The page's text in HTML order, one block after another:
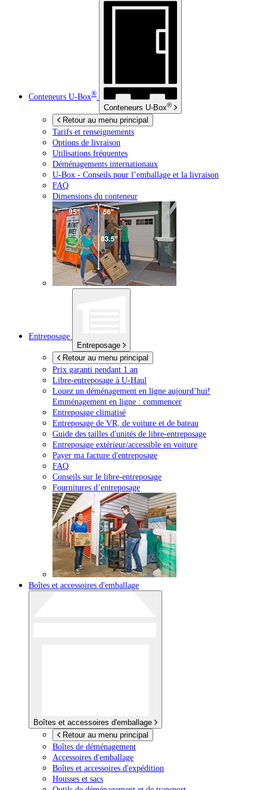
Conteneurs U-Box®
Conteneurs U-Box®
Retour au menu principal
Tarifs et renseignements
Options de livraison
Utilisations fréquentes
Déménagements internationaux
U-Box - Conseils pour l’emballage et la livraison
FAQ
Dimensions du conteneur
Entreposage
Entreposage
Retour au menu principal
Prix garanti pendant 1 an
Libre-entreposage à U-Haul
Louez un déménagement en ligne aujourd’hui!
Emménagement en ligne : commencer
Entreposage climatisé
Entreposage de VR, de voiture et de bateau
Guide des tailles d'unités de libre-entreposage
Entreposage extérieur/accessible en voiture
Payer ma facture d'entreposage
FAQ
Conseils sur le libre-entreposage
Fournitures d’entreposage
Boîtes et accessoires d'emballage
Boîtes et accessoires d'emballage
Retour au menu principal
Boîtes de déménagement
Accessoires d'emballage
Boîtes et accessoires d'expédition
Housses et sacs